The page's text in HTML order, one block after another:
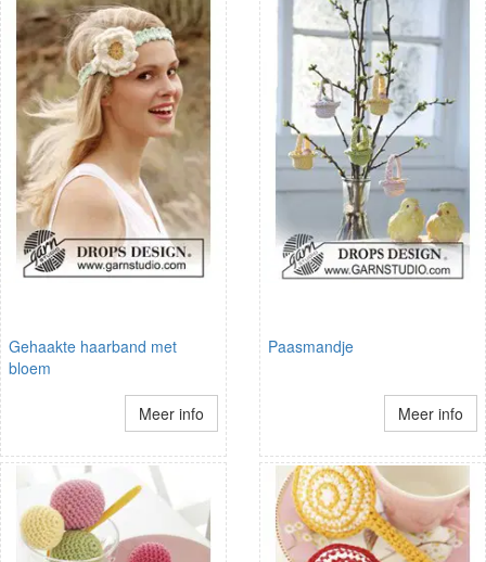
Gehaakte haarband met
bloem
Meer info
Paasmandje
Meer info